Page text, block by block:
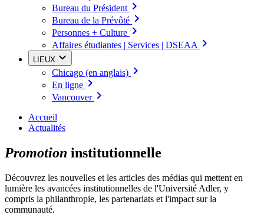
Bureau du Président
Bureau de la Prévôté
Personnes + Culture
Affaires étudiantes | Services | DSEAA
LIEUX
Chicago (en anglais)
En ligne
Vancouver
Accueil
Actualités
Promotion institutionnelle
Découvrez les nouvelles et les articles des médias qui mettent en
lumière les avancées institutionnelles de l'Université Adler, y
compris la philanthropie, les partenariats et l'impact sur la
communauté.